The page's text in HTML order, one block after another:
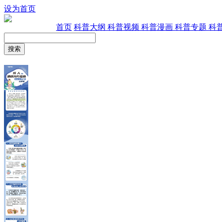
设为首页
首页 科普大纲 科普视频 科普漫画 科普专题 科